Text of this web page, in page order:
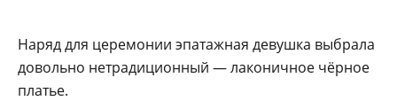
Наряд для церемонии эпатажная девушка выбрала
довольно нетрадиционный — лаконичное чёрное
платье.